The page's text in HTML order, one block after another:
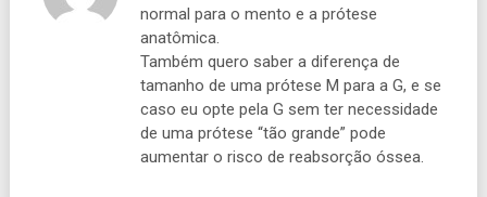
normal para o mento e a prótese
anatômica.
Também quero saber a diferença de
tamanho de uma prótese M para a G, e se
caso eu opte pela G sem ter necessidade
de uma prótese “tão grande” pode
aumentar o risco de reabsorção óssea.